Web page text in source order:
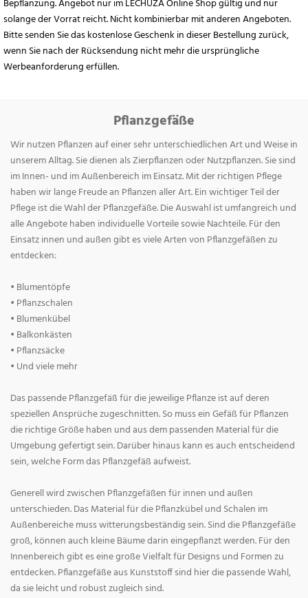
Bepflanzung. Angebot nur im LECHUZA Online Shop gültig und nur
solange der Vorrat reicht. Nicht kombinierbar mit anderen Angeboten.
Bitte senden Sie das kostenlose Geschenk in dieser Bestellung zurück,
wenn Sie nach der Rücksendung nicht mehr die ursprüngliche
Werbeanforderung erfüllen.
Pflanzgefäße
Wir nutzen Pflanzen auf einer sehr unterschiedlichen Art und Weise in
unserem Alltag. Sie dienen als Zierpflanzen oder Nutzpflanzen. Sie sind
im Innen- und im Außenbereich im Einsatz. Mit der richtigen Pflege
haben wir lange Freude an Pflanzen aller Art. Ein wichtiger Teil der
Pflege ist die Wahl der Pflanzgefäße. Die Auswahl ist umfangreich und
alle Angebote haben individuelle Vorteile sowie Nachteile. Für den
Einsatz innen und außen gibt es viele Arten von Pflanzgefäßen zu
entdecken:
• Blumentöpfe
• Pflanzschalen
• Blumenkübel
• Balkonkästen
• Pflanzsäcke
• Und viele mehr
Das passende Pflanzgefäß für die jeweilige Pflanze ist auf deren
speziellen Ansprüche zugeschnitten. So muss ein Gefäß für Pflanzen
die richtige Größe haben und aus dem passenden Material für die
Umgebung gefertigt sein. Darüber hinaus kann es auch entscheidend
sein, welche Form das Pflanzgefäß aufweist.
Generell wird zwischen Pflanzgefäßen für innen und außen
unterschieden. Das Material für die Pflanzkübel und Schalen im
Außenbereiche muss witterungsbeständig sein. Sind die Pflanzgefäße
groß, können auch kleine Bäume darin eingepflanzt werden. Für den
Innenbereich gibt es eine große Vielfalt für Designs und Formen zu
entdecken. Pflanzgefäße aus Kunststoff sind hier die passende Wahl,
da sie leicht und robust zugleich sind.